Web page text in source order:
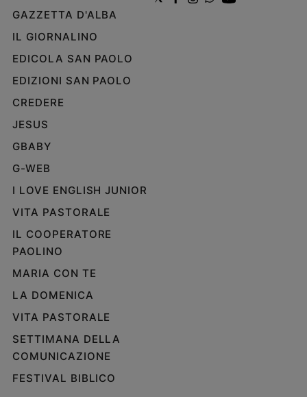
Video
Privacy
Policy
siamo
Contatti
Pubblicità
Redazione
Social
GAZZETTA D'ALBA
IL GIORNALINO
EDICOLA SAN PAOLO
EDIZIONI SAN PAOLO
CREDERE
JESUS
GBABY
G-WEB
I LOVE ENGLISH JUNIOR
VITA PASTORALE
IL COOPERATORE
PAOLINO
MARIA CON TE
LA DOMENICA
VITA PASTORALE
SETTIMANA DELLA
COMUNICAZIONE
FESTIVAL BIBLICO